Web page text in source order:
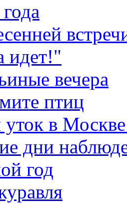
идет!"
вечера
птиц
в
дни
год